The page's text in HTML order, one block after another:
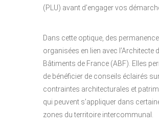
(PLU) avant d’engager vos
Dans cette optique, des
organisées en lien avec l’Architecte
Bâtiments de France (ABF). Elles
de bénéficier de conseils éclairés
contraintes architecturales et
qui peuvent s’appliquer dans
zones du territoire intercommunal.